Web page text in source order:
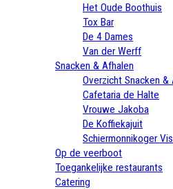
Het Oude Boothuis
Tox Bar
De 4 Dames
Van der Werff
Snacken & Afhalen
Overzicht Snacken &
Cafetaria de Halte
Vrouwe Jakoba
De Koffiekajuit
Schiermonnikoger
Op de veerboot
Toegankelijke restaurants
Catering